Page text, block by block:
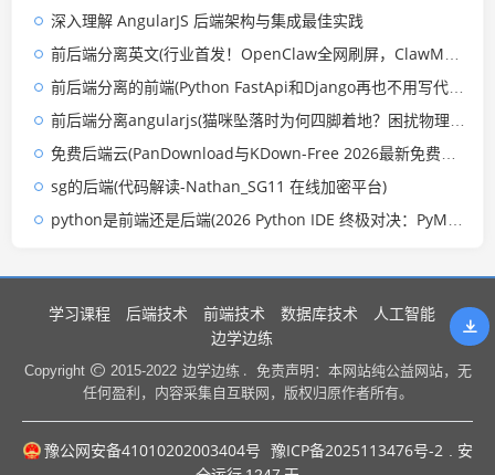
深入理解 AngularJS 后端架构与集成最佳实践
前后端分离英文(行业首发！OpenClaw全网刷屏，ClawManager一键收服AI龙虾大军)
前后端分离的前端(Python FastApi和Django再也不用写代码开发首页了，有它就够了)
前后端分离angularjs(猫咪坠落时为何四脚着地？困扰物理学家300年的问题终于有了答案)
免费后端云(PanDownload与KDown-Free 2026最新免费版：百度网盘不限速对比)
sg的后端(代码解读-Nathan_SG11 在线加密平台)
python是前端还是后端(2026 Python IDE 终极对决：PyMeVS VS CodeVS PyCharm，该怎么选？)
学习课程 后端技术 前端技术 数据库技术
人工智能
边学边练
Copyright 2015-2022 边学边练 .
免责声明：本网站纯公益网站，无
任何盈利，内容采集自互联网，版权归原作者所有。
豫公网安备41010202003404号 豫ICP备2025113476号-2
. 安